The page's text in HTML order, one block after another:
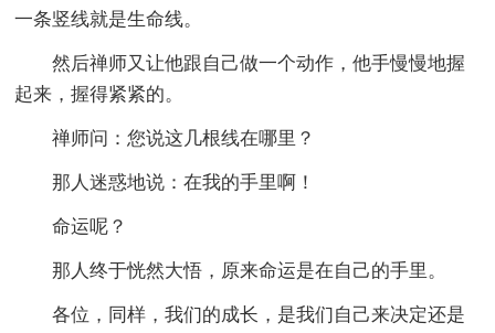
一条竖线就是生命线。
然后禅师又让他跟自己做一个动作，他手慢慢地握
起来，握得紧紧的。
禅师问：您说这几根线在哪里？
那人迷惑地说：在我的手里啊！
命运呢？
那人终于恍然大悟，原来命运是在自己的手里。
各位，同样，我们的成长，是我们自己来决定还是